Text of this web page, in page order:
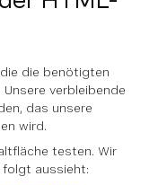
die benötigten
verbleibende
das unsere
wird.
testen. Wir
folgt aussieht: